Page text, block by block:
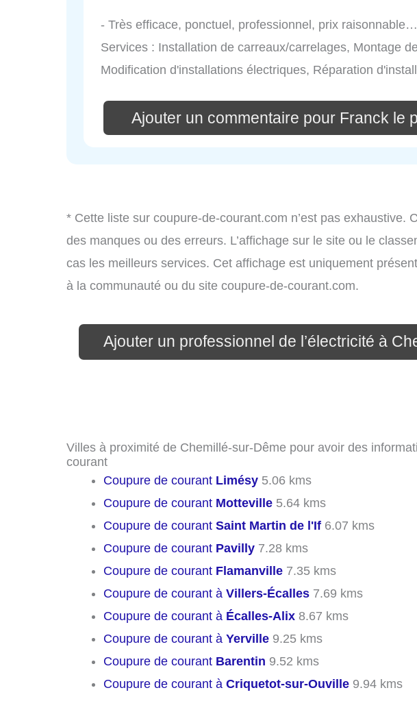
- Très efficace, ponctuel, professionnel, prix
Services : Installation de carreaux/carrelages, Montage
Modification d'installations électriques, Réparation
Ajouter un commentaire pour Franck le
* Cette liste sur coupure-de-courant.com n’est pas exhaustive.
des manques ou des erreurs. L’affichage sur le site ou le
cas les meilleurs services. Cet affichage est uniquement
à la communauté ou du site coupure-de-courant.com.
Ajouter un professionnel de l’électricité à
Villes à proximité de Chemillé-sur-Dême pour avoir des
courant
Coupure de courant Limésy 5.06 kms
Coupure de courant Motteville 5.64 kms
Coupure de courant Saint Martin de l'If 6.07 kms
Coupure de courant Pavilly 7.28 kms
Coupure de courant Flamanville 7.35 kms
Coupure de courant à Villers-Écalles 7.69 kms
Coupure de courant à Écalles-Alix 8.67 kms
Coupure de courant à Yerville 9.25 kms
Coupure de courant Barentin 9.52 kms
Coupure de courant à Criquetot-sur-Ouville 9.94 kms